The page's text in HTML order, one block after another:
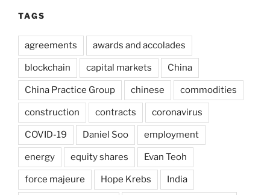
TAGS
agreements awards and accolades
blockchain capital markets China
China Practice Group chinese commodities
construction contracts coronavirus
COVID-19 Daniel Soo employment
energy equity shares Evan Teoh
force majeure Hope Krebs India